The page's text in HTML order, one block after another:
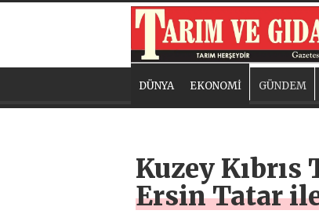
DÜNYA EKONOMİ GÜNDEM
Kuzey
Ersin Tatar